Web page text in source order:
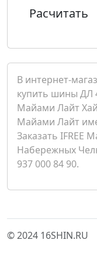
Расчитать
В интернет-
купить шины ДЛ
Майами Лайт Хай
Майами Лайт
Заказать IFREE
Набережных
937 000 84 90.
© 2024 16SHIN.RU